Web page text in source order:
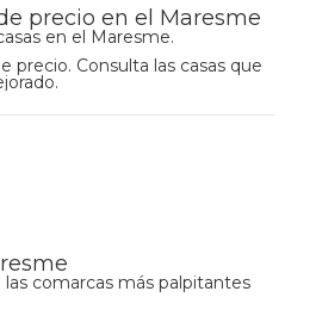
precio en el Maresme
en el Maresme.
precio. Consulta las casas que
las comarcas más palpitantes